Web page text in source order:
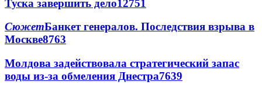
Туска завершить дело12751
СюжетБанкет генералов. Последствия взрыва в
Москве8763
Молдова задействовала стратегический запас
воды из-за обмеления Днестра7639